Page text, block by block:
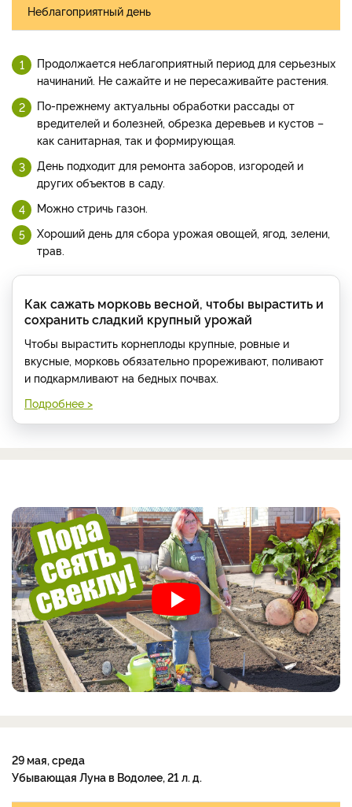
Неблагоприятный день
Продолжается неблагоприятный период для серьезных
начинаний. Не сажайте и не пересаживайте растения.
По-прежнему актуальны обработки рассады от
вредителей и болезней, обрезка деревьев и кустов –
как санитарная, так и формирующая.
День подходит для ремонта заборов, изгородей и
других объектов в саду.
Можно стричь газон.
Хороший день для сбора урожая овощей, ягод, зелени,
трав.
Как сажать морковь весной, чтобы вырастить и
сохранить сладкий крупный урожай
Чтобы вырастить корнеплоды крупные, ровные и
вкусные, морковь обязательно прореживают, поливают
и подкармливают на бедных почвах.
Подробнее >
29 мая, среда
Убывающая Луна в Водолее, 21 л. д.